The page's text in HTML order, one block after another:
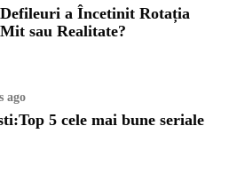
a Încetinit Rotația
sau Realitate?
ago
5 cele mai bune seriale